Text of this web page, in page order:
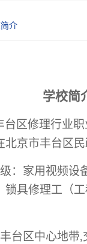
介
学校简
台区修理行业
北京市丰台区
： 家用视频设
锁具修理工 （
台区中心地带